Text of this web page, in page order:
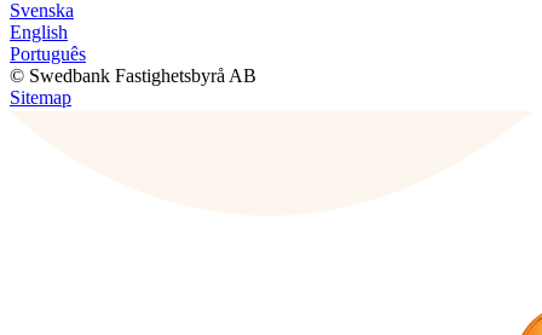
Svenska
English
Português
© Swedbank Fastighetsbyrå AB
Sitemap